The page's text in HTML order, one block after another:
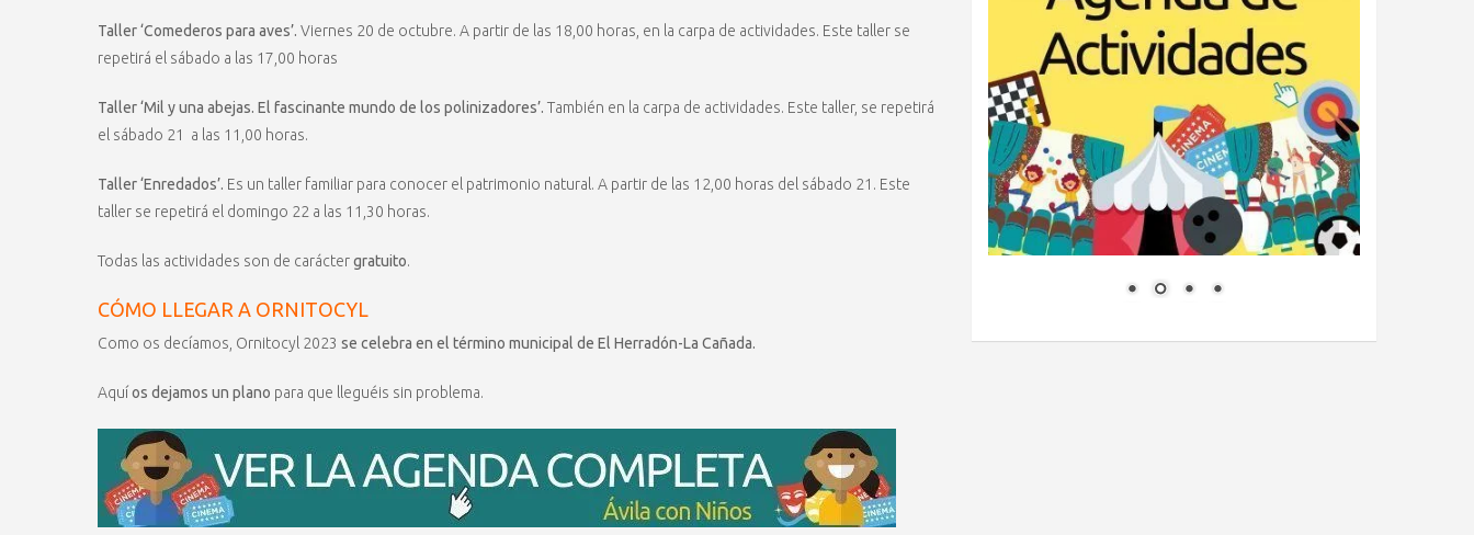
Taller ‘Comederos para aves’. Viernes 20 de octubre. A partir de las 18,00 horas, en la carpa de actividades. Este taller se
repetirá el sábado a las 17,00 horas
Taller ‘Mil y una abejas. El fascinante mundo de los polinizadores’. También en la carpa de actividades. Este taller, se repetirá
el sábado 21 a las 11,00 horas.
Taller ‘Enredados’. Es un taller familiar para conocer el patrimonio natural. A partir de las 12,00 horas del sábado 21. Este
taller se repetirá el domingo 22 a las 11,30 horas.
Todas las actividades son de caráctergratuito.
CÓMO LLEGAR A ORNITOCYL
Como os decíamos, Ornitocyl 2023 se celebra en el término municipal de El Herradón-La Cañada.
Aquíos dejamos un plano para que lleguéis sin problema.